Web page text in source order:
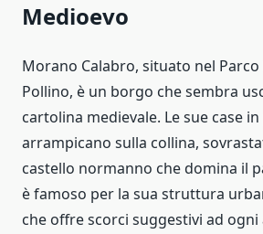
Medioevo
Morano Calabro, situato nel Parco
Pollino, è un borgo che sembra
cartolina medievale. Le sue case
arrampicano sulla collina,
castello normanno che domina il
è famoso per la sua struttura
che offre scorci suggestivi ad ogni